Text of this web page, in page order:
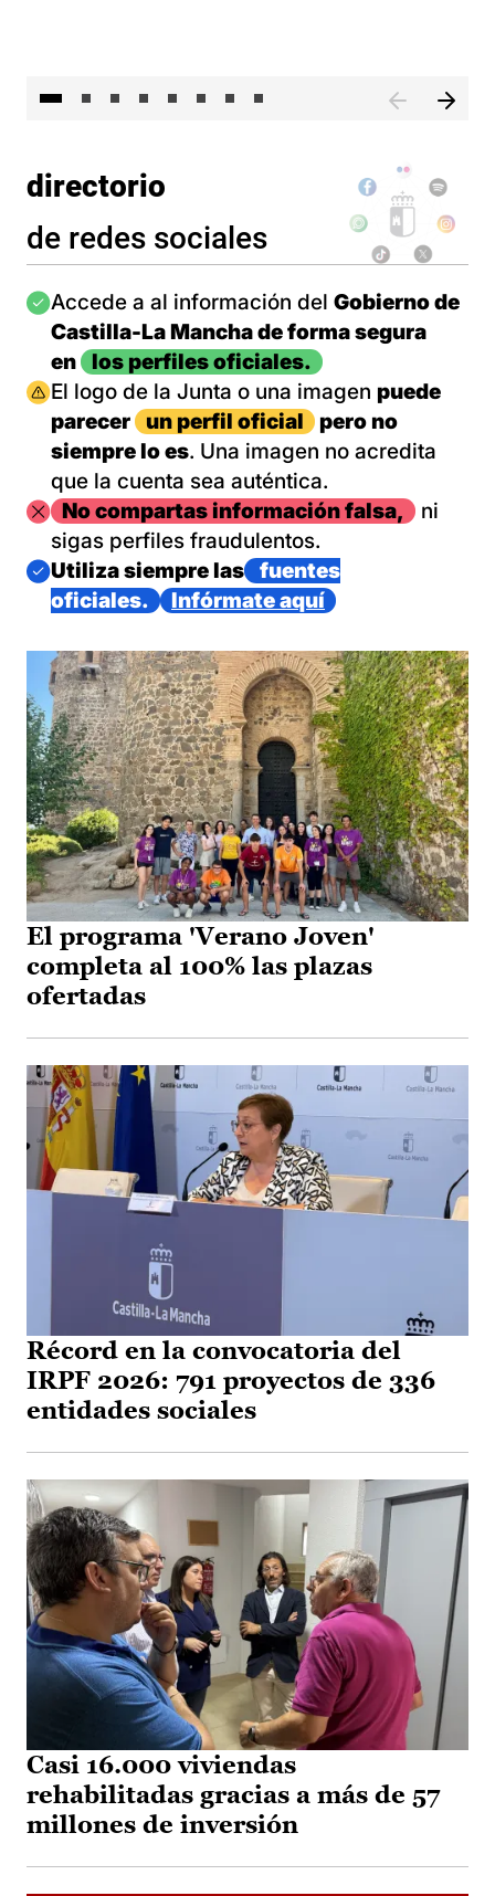
directorio
de redes sociales
Imagen
Accede a al información del Gobierno de
Castilla-La Mancha de forma segura
en
los perfiles oficiales.
Imagen
El logo de la Junta o una imagen puede
parecer
un perfil oficial
pero no
siempre lo es. Una imagen no acredita
que la cuenta sea auténtica.
ImagenNo compartas información falsa,
ni
sigas perfiles fraudulentos.
Imagen
Utiliza siempre las
fuentes
oficiales.
Infórmate aquí
El programa 'Verano Joven'
completa al 100% las plazas
ofertadas
Récord en la convocatoria del
IRPF 2026: 791 proyectos de 336
entidades sociales
Casi 16.000 viviendas
rehabilitadas gracias a más de 57
millones de inversión